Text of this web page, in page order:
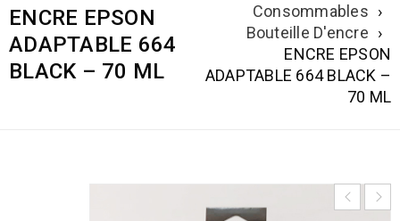
ENCRE EPSON
ADAPTABLE 664
BLACK – 70 ML
Consommables ›
Bouteille D'encre ›
ENCRE EPSON
ADAPTABLE 664 BLACK –
70 ML